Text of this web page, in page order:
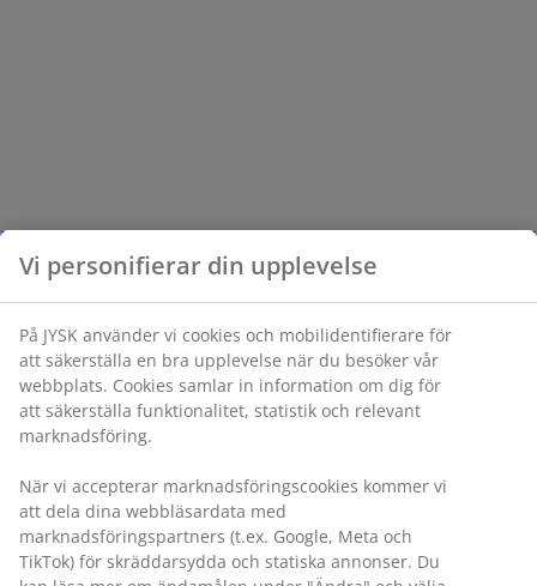
Vi personifierar din upplevelse
På JYSK använder vi cookies och mobilidentifierare för
att säkerställa en bra upplevelse när du besöker vår
webbplats. Cookies samlar in information om dig för
att säkerställa funktionalitet, statistik och relevant
marknadsföring.
När vi accepterar marknadsföringscookies kommer vi
att dela dina webbläsardata med
marknadsföringspartners (t.ex. Google, Meta och
TikTok) för skräddarsydda och statiska annonser. Du